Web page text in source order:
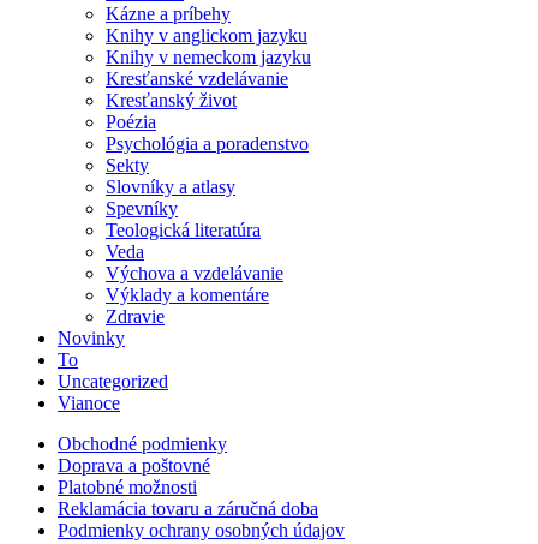
Kázne a príbehy
Knihy v anglickom jazyku
Knihy v nemeckom jazyku
Kresťanské vzdelávanie
Kresťanský život
Poézia
Psychológia a poradenstvo
Sekty
Slovníky a atlasy
Spevníky
Teologická literatúra
Veda
Výchova a vzdelávanie
Výklady a komentáre
Zdravie
Novinky
To
Uncategorized
Vianoce
Obchodné podmienky
Doprava a poštovné
Platobné možnosti
Reklamácia tovaru a záručná doba
Podmienky ochrany osobných údajov